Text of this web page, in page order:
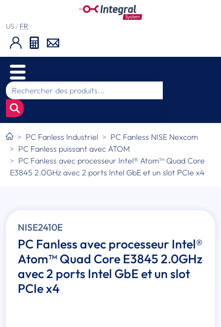
US / FR
PC Fanless Industriel
PC Fanless NISE Nexcom
PC Fanless puissant avec ATOM
PC Fanless avec processeur Intel® Atom™ Quad Core
E3845 2.0GHz avec 2 ports Intel GbE et un slot PCIe x4
NISE2410E
PC Fanless avec processeur Intel®
Atom™ Quad Core E3845 2.0GHz
avec 2 ports Intel GbE et un slot
PCIe x4